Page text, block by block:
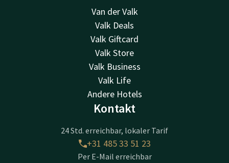
Van der Valk
Valk Deals
Valk Giftcard
Valk Store
Valk Business
Valk Life
Andere Hotels
Kontakt
24 Std. erreichbar, lokaler Tarif
+31 485 33 51 23
Per E-Mail erreichbar